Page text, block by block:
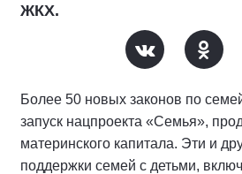
ЖКХ.
Более 50 новых законов по
запуск нацпроекта «Семья»,
материнского капитала. Эти и
поддержки семей с детьми,